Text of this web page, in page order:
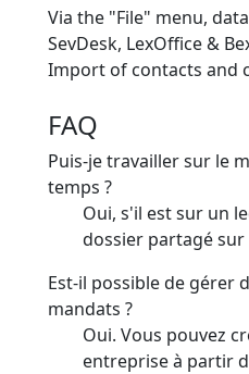
Via the "File" menu,
SevDesk, LexOffice &
Import of contacts and
FAQ
Puis-je travailler sur le
temps ?
Oui, s'il est sur un
dossier partagé sur
Est-il possible de gérer
mandats ?
Oui. Vous pouvez
entreprise à partir